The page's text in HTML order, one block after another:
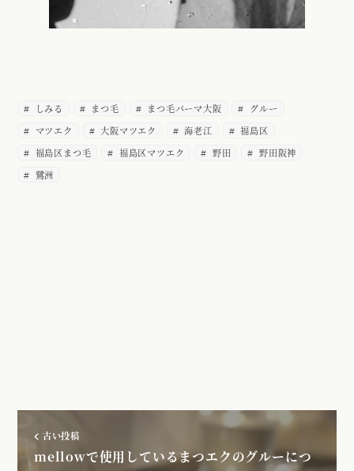
しみる まつ毛 まつ毛パーマ大阪
グルー
マツエク
大阪マツエク 海老江
福島区
福島区まつ毛
福島区マツエク 野田
野田阪神
鷺洲
古い投稿
mellowで使用しているまつエクのグルーにつ